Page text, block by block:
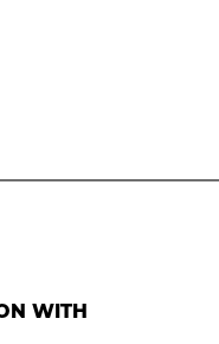
WITH